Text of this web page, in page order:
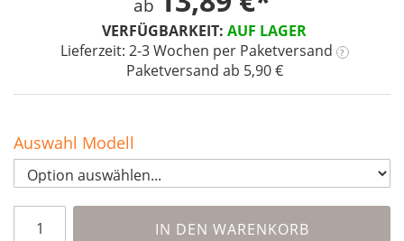
VERFÜGBARKEIT: AUF LAGER
Lieferzeit: 2-3 Wochen per Paketversand ?
Paketversand ab 5,90 €
ab
Auswahl Modell
IN DEN WARENKORB